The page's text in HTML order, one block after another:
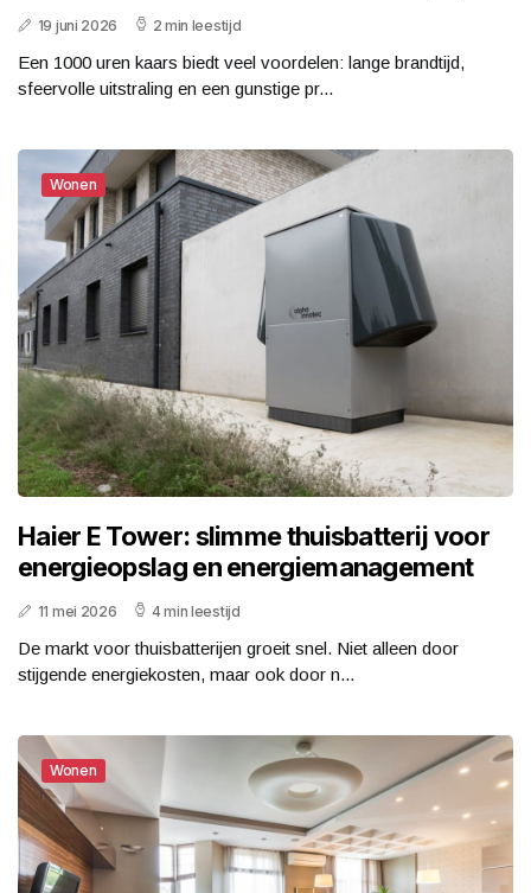
19 juni 2026 2 min leestijd
Een 1000 uren kaars biedt veel voordelen: lange brandtijd,
sfeervolle uitstraling en een gunstige pr...
Wonen
Haier E Tower: slimme thuisbatterij voor
energieopslag en energiemanagement
11 mei 2026 4 min leestijd
De markt voor thuisbatterijen groeit snel. Niet alleen door
stijgende energiekosten, maar ook door n...
Wonen